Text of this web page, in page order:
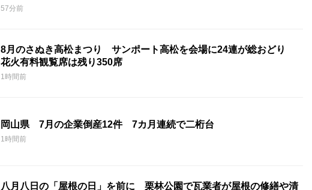
57分前
8月のさぬき高松まつり サンポート高松を会場に24連が総おどり
花火有料観覧席は残り350席
1時間前
岡山県 7月の企業倒産12件 7カ月連続で二桁台
1時間前
八月八日の「屋根の日」を前に 栗林公園で瓦業者が屋根の修繕や清